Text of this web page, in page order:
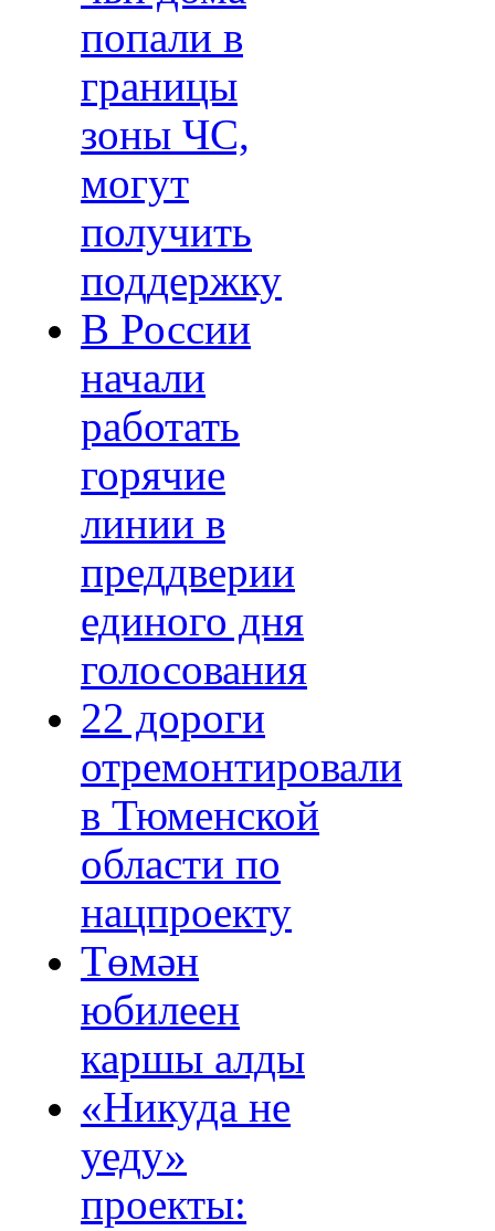
попали в
границы
зоны ЧС,
могут
получить
поддержку
В России
начали
работать
горячие
линии в
преддверии
единого дня
голосования
22 дороги
отремонтировали
в Тюменской
области по
нацпроекту
Төмән
юбилеен
каршы алды
«Никуда не
уеду»
проекты: